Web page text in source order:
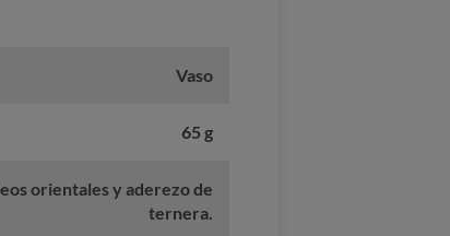
Vaso
65 g
orientales y aderezo de
ternera.